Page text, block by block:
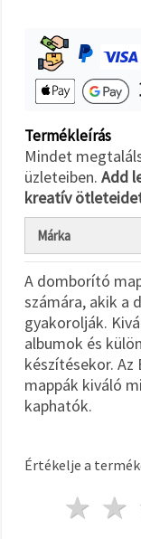
el
mindet
Beállítások
Termékleírás
Mindet
üzleteiben. Add
kreatív
Márka
A domborító
számára, akik a
gyakorolják.
albumok és
készítésekor.
mappák kiváló
kaphatók.
Értékelje a
1